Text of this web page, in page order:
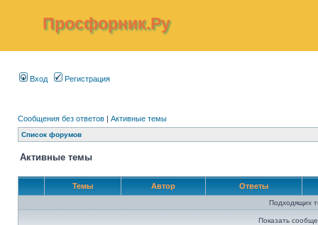
Просфорник.Ру
Вход Регистрация
Сообщения без ответов | Активные темы
Список форумов
Активные темы
Темы Автор Ответы
Подходящих
Показать